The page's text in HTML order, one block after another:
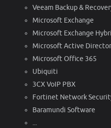
Veeam Backup &
Microsoft Exchange
Microsoft Exchange
Microsoft Active
Microsoft Office 365
Ubiquiti
3CX VoIP PBX
Fortinet Network
Baramundi Software
...